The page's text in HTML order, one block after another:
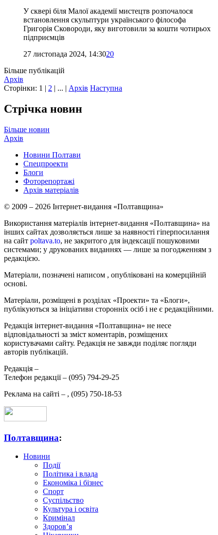
У сквері біля Малої академії мистецтв розпочалося
встановлення скульптури українського філософа
Григорія Сковороди, яку виготовили за кошти чотирьох
підприємців
27 листопада 2024, 14:3020
Більше публікацій
Архів
Сторінки: 1 | 2 | ... | Архів Наступна
Стрічка новин
Більше новин
Архів
Новини Полтави
Спецпроекти
Блоги
Фоторепортажі
Архів матеріалів
© 2009 – 2026 Інтернет-видання «Полтавщина»
Використання матеріалів інтернет-видання «Полтавщина» на
інших сайтах дозволяється лише за наявності гіперпосилання
на сайт poltava.to, не закритого для індексації пошуковими
системами; у друкованих виданнях — лише за погодженням з
редакцією.
Матеріали, позначені написом , опубліковані на комерційній
основі.
Матеріали, розміщені в розділах «Проекти» та «Блоги»,
публікуються за ініціативи сторонніх осіб і не є редакційними.
Редакція інтернет-видання «Полтавщина» не несе
відповідальності за зміст коментарів, розміщених
користувачами сайту. Редакція не завжди поділяє погляди
авторів публікацій.
Редакція –
Телефон редакції – (095) 794-29-25
Реклама на сайті – , (095) 750-18-53
Полтавщина:
Новини
Події
Політика і влада
Економіка і бізнес
Спорт
Суспільство
Культура і освіта
Кримінал
Здоров’я